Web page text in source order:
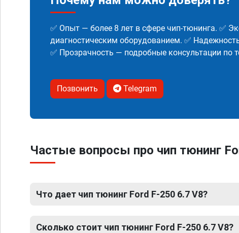
✅ Опыт — более 8 лет в сфере чип-тюнинга. ✅
диагностическим оборудованием. ✅
✅ Прозрачность — подробные консультации по
Позвонить Telegram
Частые вопросы про чип тюнинг
Что дает чип тюнинг Ford F-250 6.7 V8?
Сколько стоит чип тюнинг Ford F-250 6.7 V8?